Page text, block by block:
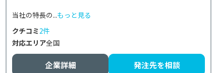
当社の特長の...もっと見る
クチコミ2件
対応エリア全国
企業詳細 発注先を相談